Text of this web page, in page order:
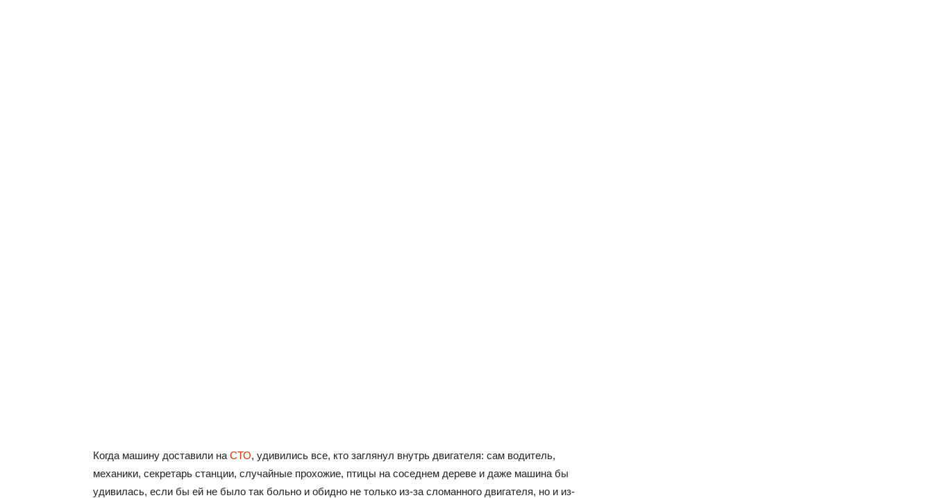
Когда машину доставили на СТО, удивились все, кто заглянул внутрь двигателя: сам водитель,
механики, секретарь станции, случайные прохожие, птицы на соседнем дереве и даже машина бы
удивилась, если бы ей не было так больно и обидно не только из-за сломанного двигателя, но и из-